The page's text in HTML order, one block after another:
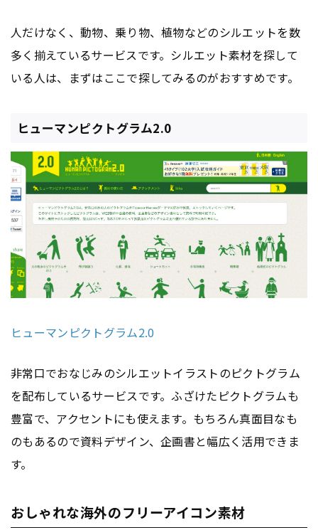
人だけなく、動物、乗り物、植物などのシルエットを数
多く揃えているサービスです。シルエット素材を探して
いる人は、まずはここで探してみるのがおすすめです。
ヒューマンピクトグラム2.0
ヒューマンピクトグラム2.0
非常口でおなじみのシルエットイラストのピクトグラム
を配布しているサービスです。ふざけたピクトグラムも
豊富で、アクセントにも使えます。もちろん真面目なも
のもあるので資料デザイン、企画書と幅広く活用できま
す。
おしゃれな海外のフリーアイコン素材